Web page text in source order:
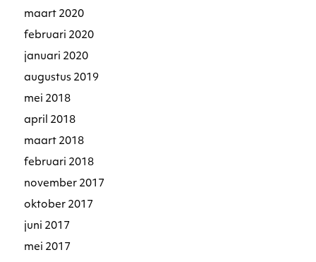
maart 2020
februari 2020
januari 2020
augustus 2019
mei 2018
april 2018
maart 2018
februari 2018
november 2017
oktober 2017
juni 2017
mei 2017